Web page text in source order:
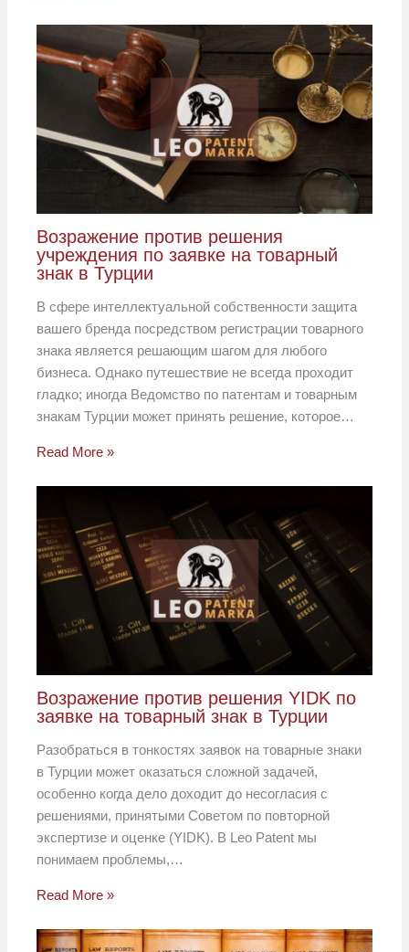
Возражение против решения
учреждения по заявке на товарный
знак в Турции
В сфере интеллектуальной собственности защита
вашего бренда посредством регистрации товарного
знака является решающим шагом для любого
бизнеса. Однако путешествие не всегда проходит
гладко; иногда Ведомство по патентам и товарным
знакам Турции может принять решение, которое…
Read More »
Возражение против решения YIDK по
заявке на товарный знак в Турции
Разобраться в тонкостях заявок на товарные знаки
в Турции может оказаться сложной задачей,
особенно когда дело доходит до несогласия с
решениями, принятыми Советом по повторной
экспертизе и оценке (YIDK). В Leo Patent мы
понимаем проблемы,…
Read More »